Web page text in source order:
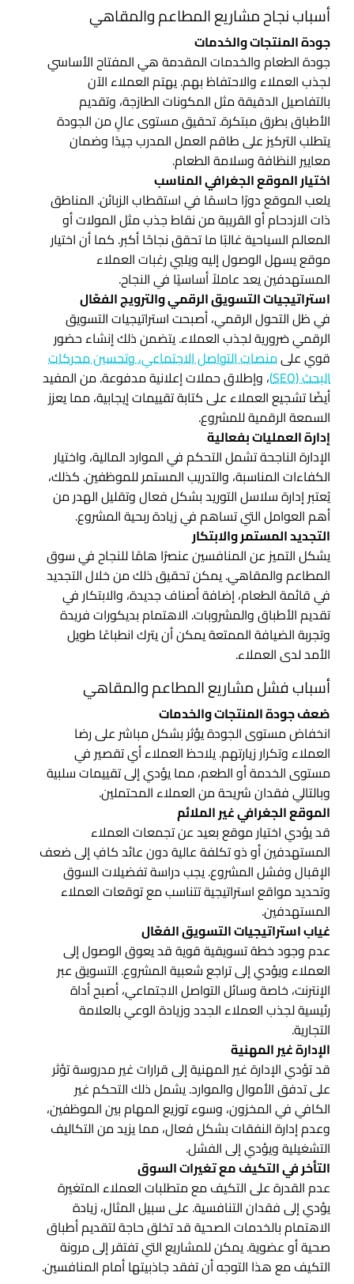
أسباب نجاح مشاريع المطاعم والمقاهي
جودة المنتجات والخدمات
جودة الطعام والخدمات المقدمة هي المفتاح الأساسي
لجذب العملاء والاحتفاظ بهم. يهتم العملاء الآن
بالتفاصيل الدقيقة مثل المكونات الطازجة، وتقديم
الأطباق بطرق مبتكرة. تحقيق مستوى عالٍ من الجودة
يتطلب التركيز على طاقم العمل المدرب جيدًا وضمان
معايير النظافة وسلامة الطعام.
اختيار الموقع الجغرافي المناسب
يلعب الموقع دورًا حاسمًا في استقطاب الزبائن. المناطق
ذات الازدحام أو القريبة من نقاط جذب مثل المولات أو
المعالم السياحية غالبًا ما تحقق نجاحًا أكبر. كما أن اختيار
موقع يسهل الوصول إليه ويلبي رغبات العملاء
المستهدفين يعد عاملاً أساسيًا في النجاح.
استراتيجيات التسويق الرقمي والترويج الفعّال
في ظل التحول الرقمي، أصبحت استراتيجيات التسويق
الرقمي ضرورية لجذب العملاء. يتضمن ذلك إنشاء حضور
قوي علىمنصات التواصل الاجتماعي، وتحسين محركات
البحث (SEO)
، وإطلاق حملات إعلانية مدفوعة. من المفيد
أيضًا تشجيع العملاء على كتابة تقييمات إيجابية، مما يعزز
السمعة الرقمية للمشروع.
إدارة العمليات بفعالية
الإدارة الناجحة تشمل التحكم في الموارد المالية، واختيار
الكفاءات المناسبة، والتدريب المستمر للموظفين. كذلك،
يُعتبر إدارة سلاسل التوريد بشكل فعال وتقليل الهدر من
أهم العوامل التي تساهم في زيادة ربحية المشروع.
التجديد المستمر والابتكار
يشكل التميز عن المنافسين عنصرًا هامًا للنجاح في سوق
المطاعم والمقاهي. يمكن تحقيق ذلك من خلال التجديد
في قائمة الطعام، إضافة أصناف جديدة، والابتكار في
تقديم الأطباق والمشروبات. الاهتمام بديكورات فريدة
وتجربة الضيافة الممتعة يمكن أن يترك انطباعًا طويل
الأمد لدى العملاء.
أسباب فشل مشاريع المطاعم والمقاهي
ضعف جودة المنتجات والخدمات
انخفاض مستوى الجودة يؤثر بشكل مباشر على رضا
العملاء وتكرار زيارتهم. يلاحظ العملاء أي تقصير في
مستوى الخدمة أو الطعم، مما يؤدي إلى تقييمات سلبية
وبالتالي فقدان شريحة من العملاء المحتملين.
الموقع الجغرافي غير الملائم
قد يؤدي اختيار موقع بعيد عن تجمعات العملاء
المستهدفين أو ذو تكلفة عالية دون عائد كافٍ إلى ضعف
الإقبال وفشل المشروع. يجب دراسة تفضيلات السوق
وتحديد مواقع استراتيجية تتناسب مع توقعات العملاء
المستهدفين.
غياب استراتيجيات التسويق الفعّال
عدم وجود خطة تسويقية قوية قد يعوق الوصول إلى
العملاء ويؤدي إلى تراجع شعبية المشروع. التسويق عبر
الإنترنت، خاصة وسائل التواصل الاجتماعي، أصبح أداة
رئيسية لجذب العملاء الجدد وزيادة الوعي بالعلامة
التجارية.
الإدارة غير المهنية
قد تؤدي الإدارة غير المهنية إلى قرارات غير مدروسة تؤثر
على تدفق الأموال والموارد. يشمل ذلك التحكم غير
الكافي في المخزون، وسوء توزيع المهام بين الموظفين،
وعدم إدارة النفقات بشكل فعال، مما يزيد من التكاليف
التشغيلية ويؤدي إلى الفشل.
التأخر في التكيف مع تغيرات السوق
عدم القدرة على التكيف مع متطلبات العملاء المتغيرة
يؤدي إلى فقدان التنافسية. على سبيل المثال، زيادة
الاهتمام بالخدمات الصحية قد تخلق حاجة لتقديم أطباق
صحية أو عضوية. يمكن للمشاريع التي تفتقر إلى مرونة
التكيف مع هذا التوجه أن تفقد جاذبيتها أمام المنافسين.